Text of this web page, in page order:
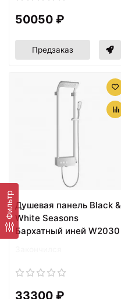
Фильтр
50050 ₽
Предзаказ
Душевая панель Black &
White Seasons
Бархатный иней W2030
33300 ₽